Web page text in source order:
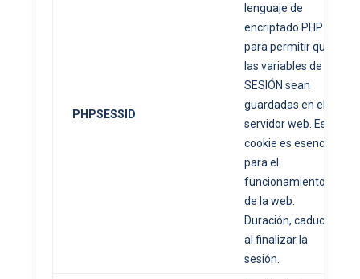
PHPSESSID
lenguaje de
encriptado PHP
para permitir que
las variables de
SESIÓN sean
guardadas en el
servidor web. Esta
cookie es esencial
para el
funcionamiento
de la web.
Duración, caduca
al finalizar la
sesión.